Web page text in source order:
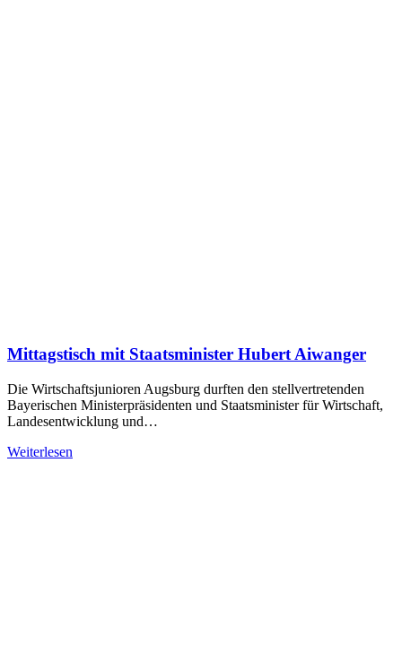
Mittagstisch mit Staatsminister Hubert Aiwanger
Die Wirtschaftsjunioren Augsburg durften den stellvertretenden
Bayerischen Ministerpräsidenten und Staatsminister für Wirtschaft,
Landesentwicklung und…
Weiterlesen